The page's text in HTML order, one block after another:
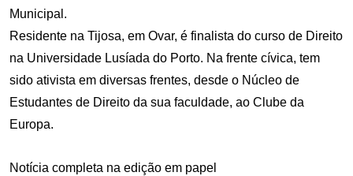
Municipal.
Residente na Tijosa, em Ovar, é finalista do curso de Direito
na Universidade Lusíada do Porto. Na frente cívica, tem
sido ativista em diversas frentes, desde o Núcleo de
Estudantes de Direito da sua faculdade, ao Clube da
Europa.
Notícia completa na edição em papel